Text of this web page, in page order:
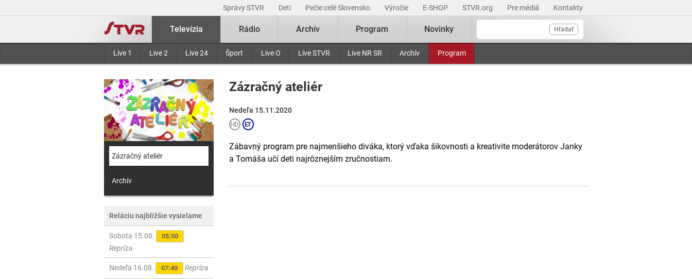
Správy STVR Deti Pečie celé Slovensko Výročie E-SHOP STVR.org Pre médiá Kontakty
Hľadať
Televízia
Live 1 Live 2 Live 24 Šport Live O Live STVR Live NR SR Archív Program
Rádio Archív Program Novinky
Zázračný ateliér
Archív
Reláciu najbližšie vysielame
Sobota 15.08. 05:50
Repríza
Nedeľa 16.08. 07:40 Repríza
Zázračný ateliér
Nedeľa 15.11.2020
Zábavný program pre najmenšieho diváka, ktorý vďaka šikovnosti a kreativite moderátorov Janky
a Tomáša učí deti najrôznejším zručnostiam.